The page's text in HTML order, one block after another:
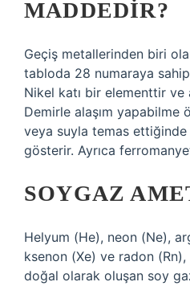
MADDEDIR?
Geçiş metallerinden biri
tabloda 28 numaraya
Nikel katı bir elementtir ve
Demirle alaşım yapabilme
veya suyla temas
gösterir. Ayrıca
SOYGAZ
Helyum (He), neon (Ne),
ksenon (Xe) ve radon
doğal olarak oluşan soy